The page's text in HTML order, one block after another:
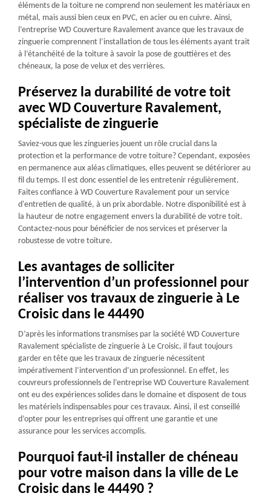
éléments de la toiture ne comprend non seulement les matériaux en
métal, mais aussi bien ceux en PVC, en acier ou en cuivre. Ainsi,
l’entreprise WD Couverture Ravalement avance que les travaux de
zinguerie comprennent l’installation de tous les éléments ayant trait
à l’étanchéité de la toiture à savoir la pose de gouttières et des
chéneaux, la pose de velux et des verrières.
Préservez la durabilité de votre toit
avec WD Couverture Ravalement,
spécialiste de zinguerie
Saviez-vous que les zingueries jouent un rôle crucial dans la
protection et la performance de votre toiture? Cependant, exposées
en permanence aux aléas climatiques, elles peuvent se détériorer au
fil du temps. Il est donc essentiel de les entretenir régulièrement.
Faites confiance à WD Couverture Ravalement pour un service
d'entretien de qualité, à un prix abordable. Notre disponibilité est à
la hauteur de notre engagement envers la durabilité de votre toit.
Contactez-nous pour bénéficier de nos services et préserver la
robustesse de votre toiture.
Les avantages de solliciter
l’intervention d’un professionnel pour
réaliser vos travaux de zinguerie à Le
Croisic dans le 44490
D’après les informations transmises par la société WD Couverture
Ravalement spécialiste de zinguerie à Le Croisic, il faut toujours
garder en tête que les travaux de zinguerie nécessitent
impérativement l’intervention d’un professionnel. En effet, les
couvreurs professionnels de l’entreprise WD Couverture Ravalement
ont eu des expériences solides dans le domaine et disposent de tous
les matériels indispensables pour ces travaux. Ainsi, il est conseillé
d’opter pour les entreprises qui offrent une garantie et une
assurance pour les services accomplis.
Pourquoi faut-il installer de chéneau
pour votre maison dans la ville de Le
Croisic dans le 44490 ?